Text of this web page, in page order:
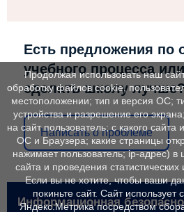
Есть предложения по
учебного процесса
сделать школу
Написать о проблеме
Информационная
Продолжая использовать наш
обработку файлов cookie,
местоположении; тип и версия ОС;
устройства и разрешение его
на сайт пользователь; с какого
ОС и Браузера; какие страницы
нажимает пользователь; ip-адрес) в
сайта и проведения
Если вы не хотите, чтобы ваши
покиньте сайт. Сайт использует
Яндекс.Метрика посредством